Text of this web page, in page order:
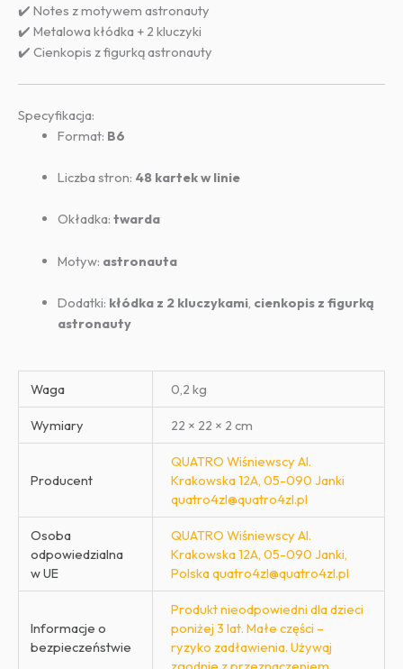
✔️ Notes z motywem astronauty
✔️ Metalowa kłódka + 2 kluczyki
✔️ Cienkopis z figurką astronauty
Specyfikacja:
Format: B6
Liczba stron: 48 kartek w linie
Okładka: twarda
Motyw: astronauta
Dodatki: kłódka z 2 kluczykami, cienkopis z figurką
astronauty
Waga 0,2 kg
Wymiary 22 × 22 × 2 cm
Producent
QUATRO Wiśniewscy Al.
Krakowska 12A, 05-090 Janki
quatro4zl@quatro4zl.pl
Osoba
odpowiedzialna
w UE
QUATRO Wiśniewscy Al.
Krakowska 12A, 05-090 Janki,
Polska quatro4zl@quatro4zl.pl
Informacje o
bezpieczeństwie
Produkt nieodpowiedni dla dzieci
poniżej 3 lat. Małe części –
ryzyko zadławienia. Używaj